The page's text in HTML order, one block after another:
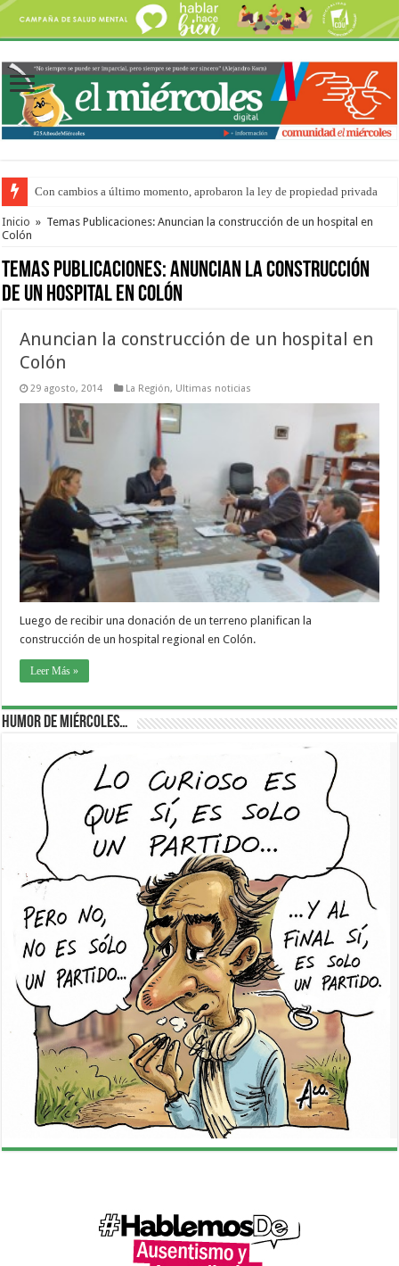
Con cambios a último momento, aprobaron la ley de propiedad privada
Inicio » Temas Publicaciones: Anuncian la construcción de un hospital en
Colón
Temas Publicaciones:Anuncian la construcción
de un hospital en Colón
Anuncian la construcción de un hospital en
Colón
29 agosto, 2014 La Región, Ultimas noticias
Luego de recibir una donación de un terreno planifican la
construcción de un hospital regional en Colón.
Leer Más »
Humor de Miércoles…